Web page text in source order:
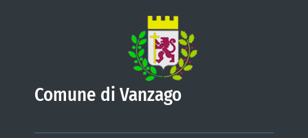
Comune di Vanzago